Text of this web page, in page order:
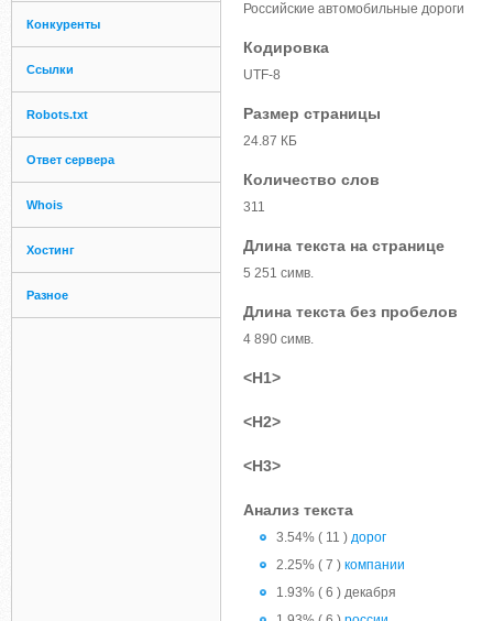
Конкуренты
Ссылки
Robots.txt
Ответ сервера
Whois
Хостинг
Разное
Российские автомобильные дороги
Кодировка
UTF-8
Размер страницы
24.87 КБ
Количество слов
311
Длина текста на странице
5 251 симв.
Длина текста без пробелов
4 890 симв.
<H1>
<H2>
<H3>
Анализ текста
3.54% ( 11 ) дорог
2.25% ( 7 ) компании
1.93% ( 6 ) декабря